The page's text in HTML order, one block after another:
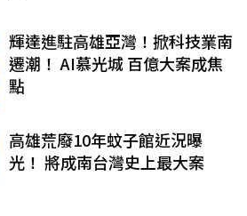
輝達進駐高雄亞灣！掀科技業南
遷潮！ AI慕光城 百億大案成焦
點
高雄荒廢10年蚊子館近況曝
光！ 將成南台灣史上最大案